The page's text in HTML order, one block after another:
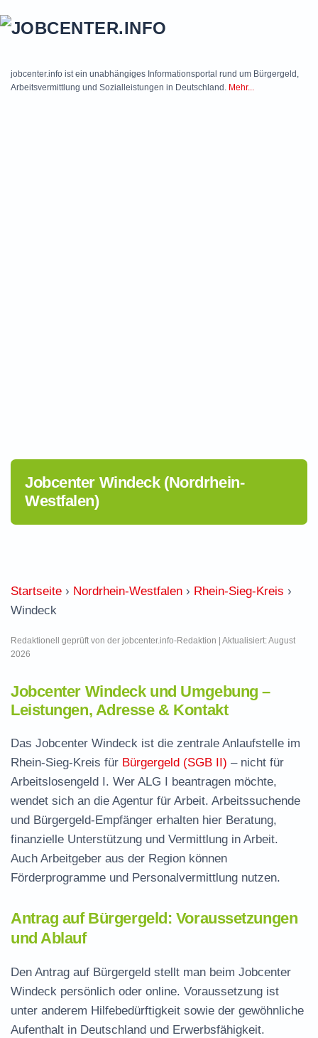
jobcenter.info ist ein unabhängiges Informationsportal rund um Bürgergeld,
Arbeitsvermittlung und Sozialleistungen in Deutschland. Mehr...
Jobcenter Windeck (Nordrhein-
Westfalen)
Startseite › Nordrhein-Westfalen › Rhein-Sieg-Kreis ›
Windeck
Redaktionell geprüft von der jobcenter.info-Redaktion | Aktualisiert: August
2026
Jobcenter Windeck und Umgebung –
Leistungen, Adresse & Kontakt
Das Jobcenter Windeck ist die zentrale Anlaufstelle im
Rhein-Sieg-Kreis für Bürgergeld (SGB II) – nicht für
Arbeitslosengeld I. Wer ALG I beantragen möchte,
wendet sich an die Agentur für Arbeit. Arbeitssuchende
und Bürgergeld-Empfänger erhalten hier Beratung,
finanzielle Unterstützung und Vermittlung in Arbeit.
Auch Arbeitgeber aus der Region können
Förderprogramme und Personalvermittlung nutzen.
Antrag auf Bürgergeld: Voraussetzungen
und Ablauf
Den Antrag auf Bürgergeld stellt man beim Jobcenter
Windeck persönlich oder online. Voraussetzung ist
unter anderem Hilfebedürftigkeit sowie der gewöhnliche
Aufenthalt in Deutschland und Erwerbsfähigkeit.